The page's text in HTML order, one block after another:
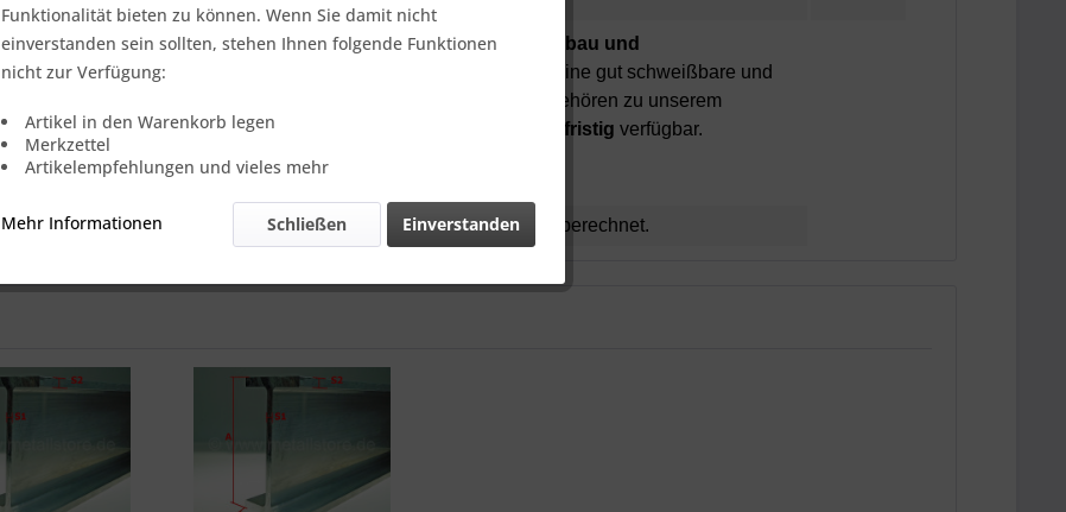
Geeignet für denApparate-und Anlagenbau,Tankfahrzeugbau und
Verfahrenstechnik
. Bei dem Aluminium handelt es sich um eine gut schweißbare und
Diese Aluminiumprofile gehören zu unserem
Standardlieferprogramm und sind
kurzfristig verfügbar.
DieVersandkosten werden automatisch nach dem Gewicht berechnet.
Funktionalität bieten zu können. Wenn Sie damit nicht
einverstanden sein sollten, stehen Ihnen folgende Funktionen
nicht zur Verfügung:
Artikel in den Warenkorb legen
Merkzettel
Artikelempfehlungen und vieles mehr
Mehr Informationen Einverstanden
Schließen